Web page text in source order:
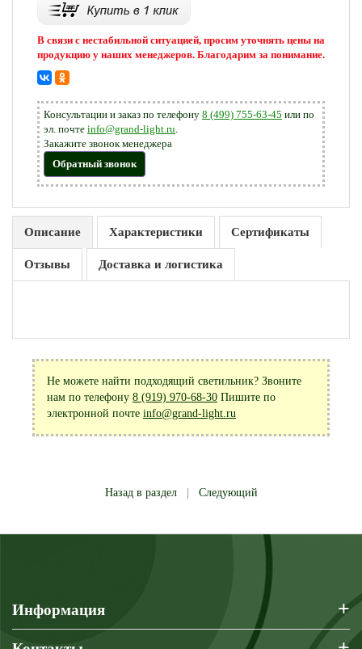
В связи с нестабильной ситуацией, просим уточнять цены на
продукцию у наших менеджеров. Благодарим за понимание.
Консультации и заказ по телефону 8 (499) 755-63-45 или по
эл. почте info@grand-light.ru.
Закажите звонок менеджера
Обратный звонок
Описание Характеристики Сертификаты
Отзывы Доставка и логистика
Не можете найти подходящий светильник? Звоните
нам по телефону 8 (919) 970-68-30 Пишите по
электронной почте info@grand-light.ru
Назад в раздел| Следующий
Информация +